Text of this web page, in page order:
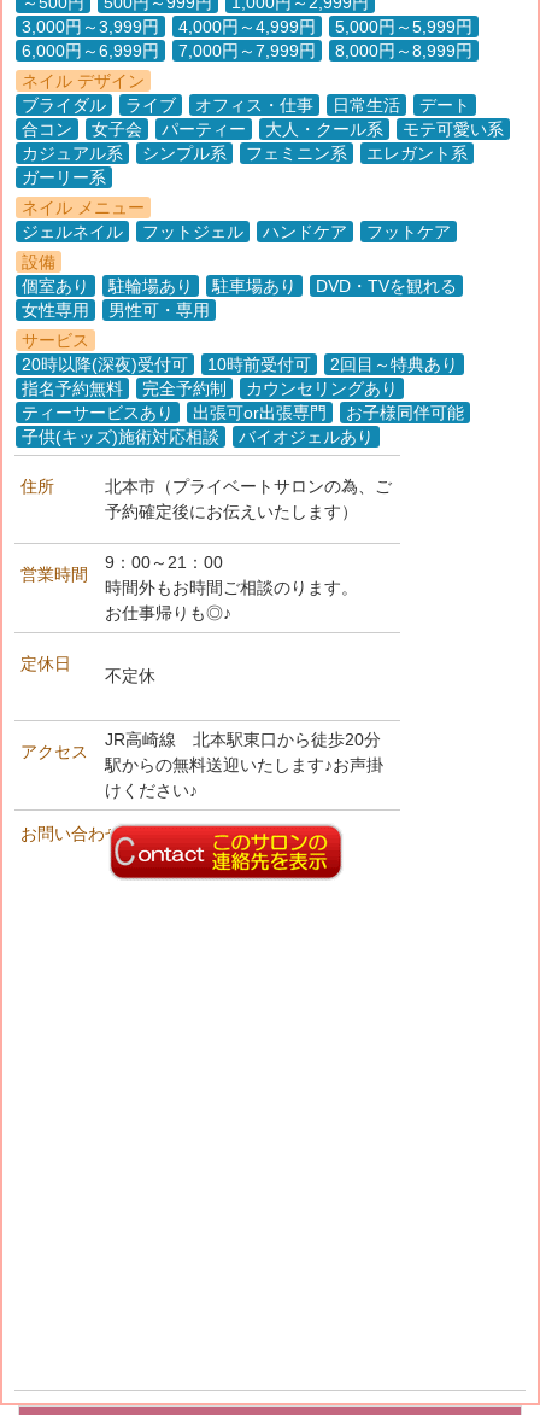
3,000円～3,999円
4,000円～4,999円
5,000円～5,999円
6,000円～6,999円
7,000円～7,999円
8,000円～8,999円
ネイル デザイン
ブライダル
ライブ オフィス・仕事 日常生活
デート
合コン
女子会 パーティー 大人・クール系
モテ可愛い系
カジュアル系
シンプル系 フェミニン系
エレガント系
ガーリー系
ネイル メニュー
ジェルネイル
フットジェル ハンドケア
フットケア
設備
個室あり
駐輪場あり 駐車場あり
DVD・TVを観れる
女性専用
男性可・専用
サービス
20時以降(深夜)受付可
10時前受付可
2回目～特典あり
指名予約無料
完全予約制
カウンセリングあり
ティーサービスあり
出張可or出張専門
お子様同伴可能
子供(キッズ)施術対応相談
バイオジェルあり
住所
北本市（プライベートサロンの為、ご
予約確定後にお伝えいたします）
営業時間
9：00～21：00
時間外もお時間ご相談のります。
お仕事帰りも◎♪
定休日
不定休
アクセス
JR高崎線 北本駅東口から徒歩20分
駅からの無料送迎いたします♪お声掛
けください♪
お問い合わせ先